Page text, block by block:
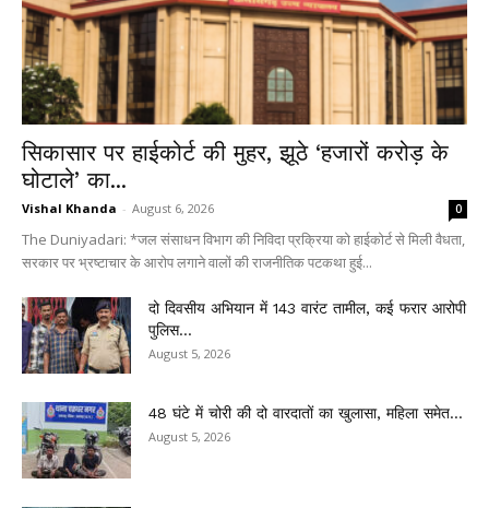
सिकासार पर हाईकोर्ट की मुहर, झूठे ‘हजारों करोड़ के
घोटाले’ का...
Vishal Khanda - August 6, 2026 0
The Duniyadari: *जल संसाधन विभाग की निविदा प्रक्रिया को हाईकोर्ट से मिली वैधता,
सरकार पर भ्रष्टाचार के आरोप लगाने वालों की राजनीतिक पटकथा हुई...
दो दिवसीय अभियान में 143 वारंट तामील, कई फरार आरोपी
पुलिस...
August 5, 2026
48 घंटे में चोरी की दो वारदातों का खुलासा, महिला समेत...
August 5, 2026